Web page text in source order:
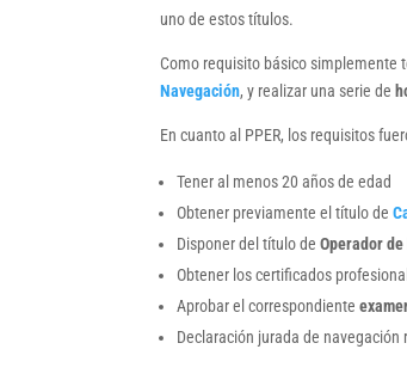
uno de estos títulos.
Como requisito básico simplemente
Navegación, y realizar una serie de
En cuanto al PPER, los requisitos
Tener al menos 20 años de edad
Obtener previamente el título de
Disponer del título de Operador
Obtener los certificados
Aprobar el correspondiente
Declaración jurada de